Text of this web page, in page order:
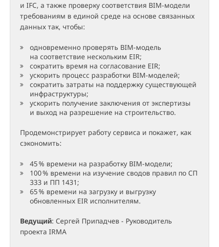
и IFC, а также проверку соответствия BIM-модели
требованиям в единой среде на основе связанных
данных так, чтобы:
одновременно проверять BIM-модель
на соответствие нескольким EIR;
сократить время на согласование EIR;
ускорить процесс разработки BIM-моделей;
сократить затраты на поддержку существующей
инфраструктуры;
ускорить получение заключения от экспертизы
и выход на разрешение на строительство.
Продемонстрирует работу сервиса и покажет, как
сэкономить:
45% времени на разработку BIM-модели;
100% времени на изучение сводов правил по СП
333 и ПП 1431;
65% времени на загрузку и выгрузку
обновленных EIR исполнителям.
Ведущий: Сергей Припадчев - Руководитель
проекта IRMA